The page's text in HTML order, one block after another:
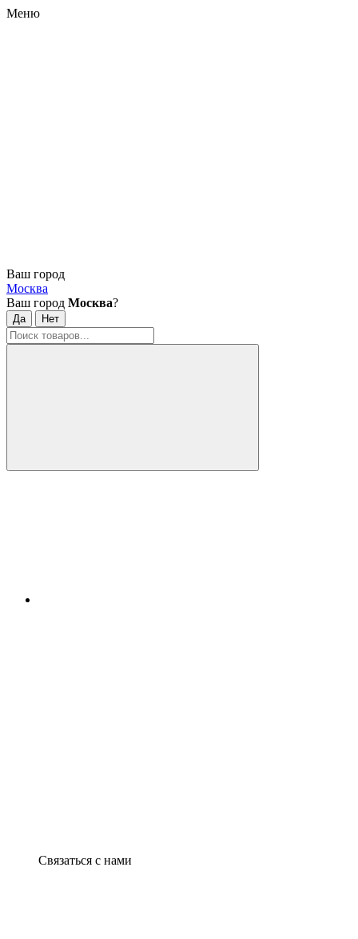
Меню
Ваш город
Москва
Ваш город Москва?
Связаться с нами